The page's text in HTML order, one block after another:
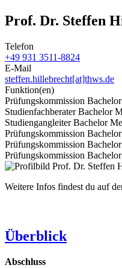
Prof. Dr. Steffen
Telefon
+49 931 3511-8824
E-Mail
steffen.hillebrecht[at]thws.de
Funktion(en)
Prüfungskommission
Studienfachberater Bachelor
Studiengangleiter Bachelor
Prüfungskommission
Prüfungskommission
Prüfungskommission
Weitere Infos findest du auf
Überblick
Abschluss